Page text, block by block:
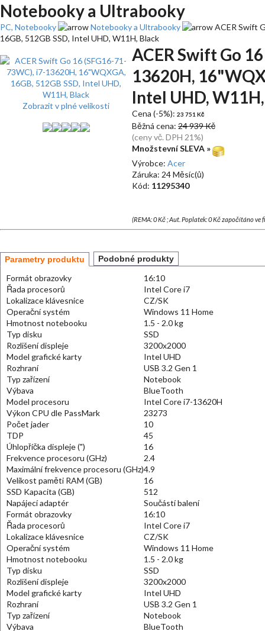
Notebooky a Ultrabooky
PC, Notebooky Notebooky a Ultrabooky
ACER Swift
16GB, 512GB SSD, Intel UHD, W11H, Black
Zobrazit v plné velikosti
ACER Swift Go
13620H,
Intel UHD,
Cena (-5%): 23 751 Kč
Běžná cena: 24 939 Kč
(ceny vč. DPH 21%)
Množstevní SLEVA »
Výrobce: Acer
Záruka: 24 Měsíc(ů)
Kód: 11295340
(REMA: 0 Kč ; Aut. Poplatek: 0 Kč započítáno
Parametry produktu Podobné produkty
Formát obrazovky
16:10
Řada procesorů
Intel Core i7
Lokalizace klávesnice
CZ/SK
Operační systém
Windows 11 Home
Hmotnost notebooku
1.5 - 2.0 kg
Typ disku
SSD
Rozlišení displeje
3200x2000
Model grafické karty
Intel UHD
Rozhraní
USB 3.2 Gen 1
Typ zařízení
Notebook
Výbava
BlueTooth
Model procesoru
Intel Core i7-13620H
Výkon CPU dle PassMark
23273
Počet jader
10
TDP
45
Úhlopříčka displeje (")
16
Frekvence procesoru (GHz)
2.4
Maximální frekvence procesoru (GHz)4.9
Velikost paměti RAM (GB)
16
SSD Kapacita (GB)
512
Napájecí adaptér
Součástí balení
Formát obrazovky
16:10
Řada procesorů
Intel Core i7
Lokalizace klávesnice
CZ/SK
Operační systém
Windows 11 Home
Hmotnost notebooku
1.5 - 2.0 kg
Typ disku
SSD
Rozlišení displeje
3200x2000
Model grafické karty
Intel UHD
Rozhraní
USB 3.2 Gen 1
Typ zařízení
Notebook
Výbava
BlueTooth